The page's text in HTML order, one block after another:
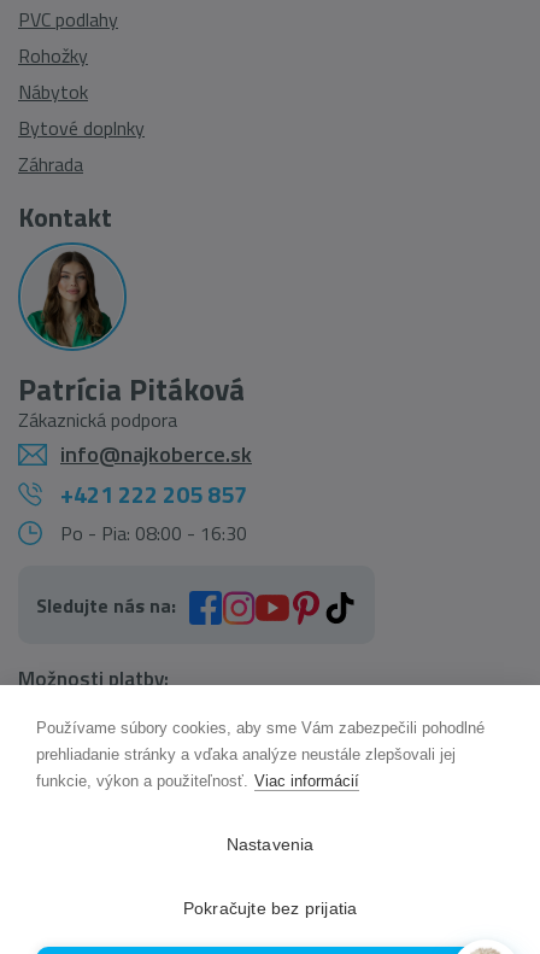
PVC podlahy
Rohožky
Nábytok
Bytové doplnky
Záhrada
Kontakt
Patrícia Pitáková
Zákaznická podpora
info@najkoberce.sk
+421 222 205 857
Po - Pia: 08:00 - 16:30
Sledujte nás na:
Možnosti platby:
AI pomocník Maxík
Online
Používame súbory cookies, aby sme Vám zabezpečili pohodlné
prehliadanie stránky a vďaka analýze neustále zlepšovali jej
funkcie, výkon a použiteľnosť. Viac informácií
Nastavenia
Pokračujte bez prijatia